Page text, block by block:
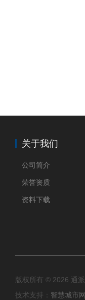
关于我们
公司简介
荣誉资质
资料下载
版权所有 © 2026 通
技术支持： 智慧城市网